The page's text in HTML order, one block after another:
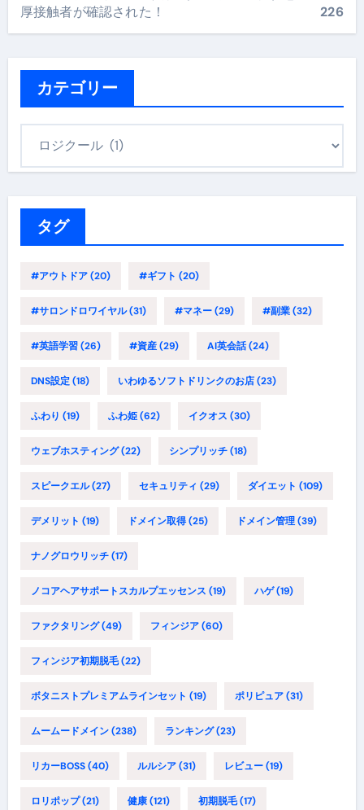
厚接触者が確認された！
226
カテゴリー
タグ
#アウトドア(20) #ギフト (20)
#サロンドロワイヤル(31) #マネー(29) #副業(32)
#英語学習(26) #資産(29) AI英会話(24)
DNS設定(18) いわゆるソフトドリンクのお店(23)
ふわり (19) ふわ姫(62) イクオス (30)
ウェブホスティング(22) シンプリッチ(18)
スピークエル(27) セキュリティ (29) ダイエット (109)
デメリット (19) ドメイン取得(25) ドメイン管理(39)
ナノグロウリッチ(17)
ノコアヘアサポートスカルプエッセンス (19) ハゲ(19)
ファクタリング(49) フィンジア(60)
フィンジア初期脱毛(22)
ボタニストプレミアムラインセット (19) ポリピュア(31)
ムームードメイン(238) ランキング(23)
リカーBOSS(40) ルルシア(31) レビュー(19)
ロリポップ(21) 健康(121) 初期脱毛(17)